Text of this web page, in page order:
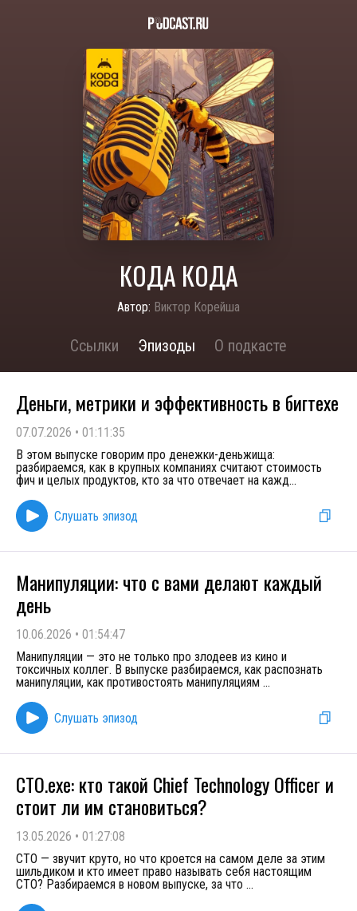
КОДА КОДА
Автор: Виктор Корейша
Ссылки Эпизоды О подкасте
Деньги, метрики и эффективность в бигтехе
07.07.2026 • 01:11:35
В этом выпуске говорим про денежки-деньжища:
разбираемся, как в крупных компаниях считают стоимость
фич и целых продуктов, кто за что отвечает на кажд...
Слушать эпизод
Манипуляции: что с вами делают каждый
день
10.06.2026 • 01:54:47
Манипуляции — это не только про злодеев из кино и
токсичных коллег. В выпуске разбираемся, как распознать
манипуляции, как противостоять манипуляциям ...
Слушать эпизод
CTO.exe: кто такой Chief Technology Officer и
стоит ли им становиться?
13.05.2026 • 01:27:08
СТО — звучит круто, но что кроется на самом деле за этим
шильдиком и кто имеет право называть себя настоящим
СТО? Разбираемся в новом выпуске, за что ...